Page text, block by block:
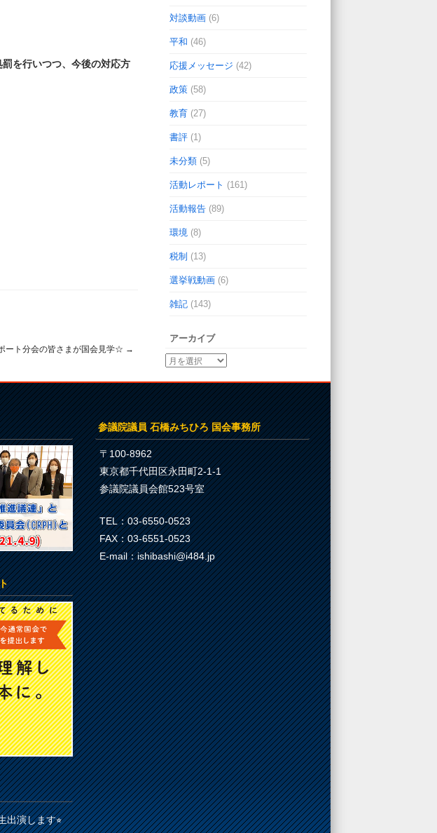
を行いつつ、今後の対応方
ート分会の皆さまが国会見学☆ →
対談動画 (6)
平和 (46)
応援メッセージ (42)
政策 (58)
教育 (27)
書評 (1)
未分類 (5)
活動レポート (161)
活動報告 (89)
環境 (8)
税制 (13)
選挙戦動画 (6)
雑記 (143)
アーカイブ
出演します⭐︎
参議院議員 石橋みちひろ 国会事務所
〒100-8962
東京都千代田区永田町2-1-1
参議院議員会館523号室
TEL：03-6550-0523
FAX：03-6551-0523
E-mail：ishibashi@i484.jp